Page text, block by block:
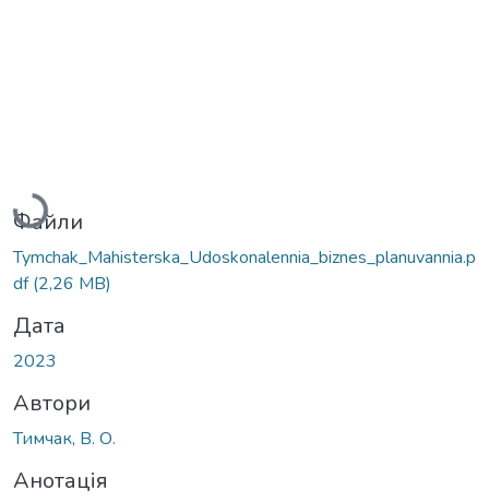
Вантажиться...
Файли
Tymchak_Mahisterska_Udoskonalennia_biznes_planuvannia.p
df(2,26 MB)
Дата
2023
Автори
Тимчак, В. О.
Анотація